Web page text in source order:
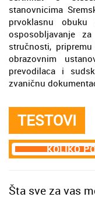
stanovnicima
prvoklasnu
osposobljavanje
stručnosti,
obrazovnim
prevodilaca i
zvaničnu
TESTOVI
Šta sve za vas